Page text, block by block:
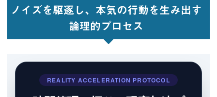
ノイズを駆逐し、本気の行動を生み出す
論理的プロセス